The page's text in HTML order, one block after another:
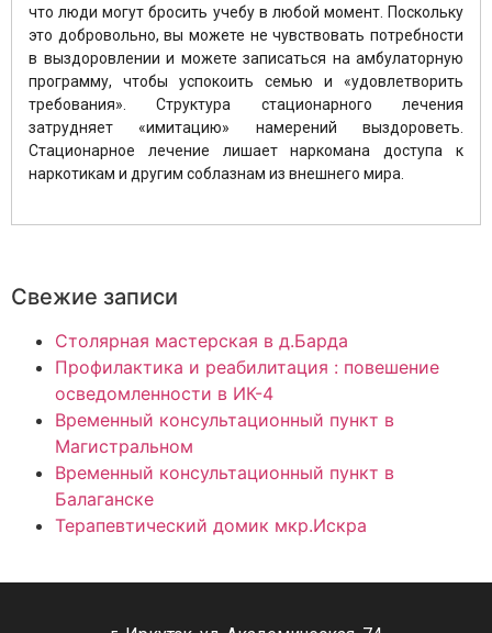
что люди могут бросить учебу в любой момент. Поскольку
это добровольно, вы можете не чувствовать потребности
в выздоровлении и можете записаться на амбулаторную
программу, чтобы успокоить семью и «удовлетворить
требования». Структура стационарного лечения
затрудняет «имитацию» намерений выздороветь.
Стационарное лечение лишает наркомана доступа к
наркотикам и другим соблазнам из внешнего мира.
Свежие записи
Столярная мастерская в д.Барда
Профилактика и реабилитация : повешение
осведомленности в ИК-4
Временный консультационный пункт в
Магистральном
Временный консультационный пункт в
Балаганске
Терапевтический домик мкр.Искра